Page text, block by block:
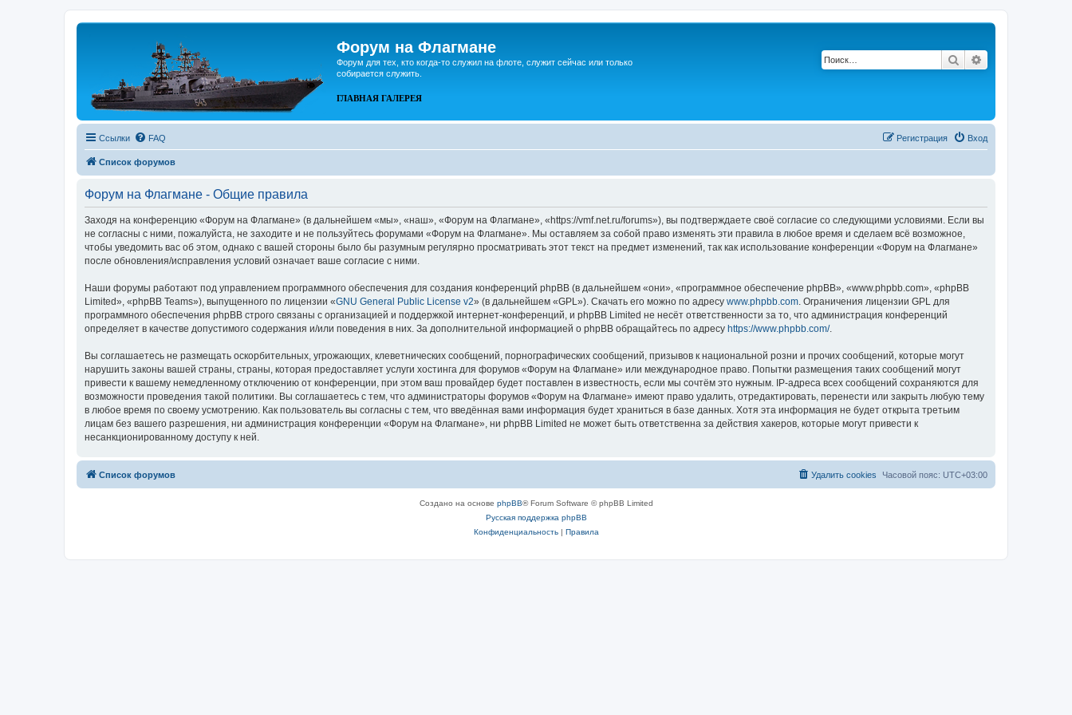
Форум на Флагмане
Форум для тех, кто когда-то служил на флоте, служит сейчас или только
собирается служить.
ГЛАВНАЯ ГАЛЕРЕЯ
Поиск
Ссылки FAQ Вход
Регистрация
Список форумов
Форум на Флагмане - Общие правила
Заходя на конференцию «Форум на Флагмане» (в дальнейшем «мы», «наш», «Форум на Флагмане», «https://vmf.net.ru/forums»), вы подтверждаете своё согласие со следующими условиями. Если вы
не согласны с ними, пожалуйста, не заходите и не пользуйтесь форумами «Форум на Флагмане». Мы оставляем за собой право изменять эти правила в любое время и сделаем всё возможное,
чтобы уведомить вас об этом, однако с вашей стороны было бы разумным регулярно просматривать этот текст на предмет изменений, так как использование конференции «Форум на Флагмане»
после обновления/исправления условий означает ваше согласие с ними.
Наши форумы работают под управлением программного обеспечения для создания конференций phpBB (в дальнейшем «они», «программное обеспечение phpBB», «www.phpbb.com», «phpBB
Limited», «phpBB Teams»), выпущенного по лицензии «GNU General Public License v2» (в дальнейшем «GPL»). Скачать его можно по адресу www.phpbb.com. Ограничения лицензии GPL для
программного обеспечения phpBB строго связаны с организацией и поддержкой интернет-конференций, и phpBB Limited не несёт ответственности за то, что администрация конференций
определяет в качестве допустимого содержания и/или поведения в них. За дополнительной информацией о phpBB обращайтесь по адресу https://www.phpbb.com/.
Вы соглашаетесь не размещать оскорбительных, угрожающих, клеветнических сообщений, порнографических сообщений, призывов к национальной розни и прочих сообщений, которые могут
нарушить законы вашей страны, страны, которая предоставляет услуги хостинга для форумов «Форум на Флагмане» или международное право. Попытки размещения таких сообщений могут
привести к вашему немедленному отключению от конференции, при этом ваш провайдер будет поставлен в известность, если мы сочтём это нужным. IP-адреса всех сообщений сохраняются для
возможности проведения такой политики. Вы соглашаетесь с тем, что администраторы форумов «Форум на Флагмане» имеют право удалить, отредактировать, перенести или закрыть любую тему
в любое время по своему усмотрению. Как пользователь вы согласны с тем, что введённая вами информация будет храниться в базе данных. Хотя эта информация не будет открыта третьим
лицам без вашего разрешения, ни администрация конференции «Форум на Флагмане», ни phpBB Limited не может быть ответственна за действия хакеров, которые могут привести к
несанкционированному доступу к ней.
Список форумов Часовой пояс: UTC+03:00
Удалить cookies
Создано на основе phpBB® Forum Software © phpBB Limited
Русская поддержка phpBB
Конфиденциальность| Правила